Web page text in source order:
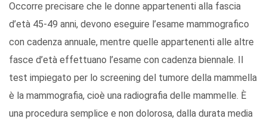
Occorre precisare che le donne appartenenti alla fascia
d’età 45-49 anni, devono eseguire l’esame mammografico
con cadenza annuale, mentre quelle appartenenti alle altre
fasce d’età effettuano l’esame con cadenza biennale. Il
test impiegato per lo screening del tumore della mammella
è la mammografia, cioè una radiografia delle mammelle. È
una procedura semplice e non dolorosa, dalla durata media